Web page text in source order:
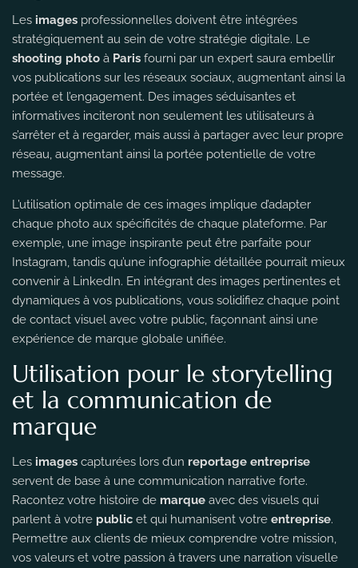
Les images professionnelles doivent être intégrées
stratégiquement au sein de votre stratégie digitale. Le
shooting photo à Paris fourni par un expert saura embellir
vos publications sur les réseaux sociaux, augmentant ainsi la
portée et l’engagement. Des images séduisantes et
informatives inciteront non seulement les utilisateurs à
s’arrêter et à regarder, mais aussi à partager avec leur propre
réseau, augmentant ainsi la portée potentielle de votre
message.
L’utilisation optimale de ces images implique d’adapter
chaque photo aux spécificités de chaque plateforme. Par
exemple, une image inspirante peut être parfaite pour
Instagram, tandis qu’une infographie détaillée pourrait mieux
convenir à LinkedIn. En intégrant des images pertinentes et
dynamiques à vos publications, vous solidifiez chaque point
de contact visuel avec votre public, façonnant ainsi une
expérience de marque globale unifiée.
Utilisation pour le storytelling
et la communication de
marque
Les images capturées lors d’un reportage entreprise
servent de base à une communication narrative forte.
Racontez votre histoire de marque avec des visuels qui
parlent à votre public et qui humanisent votre entreprise.
Permettre aux clients de mieux comprendre votre mission,
vos valeurs et votre passion à travers une narration visuelle